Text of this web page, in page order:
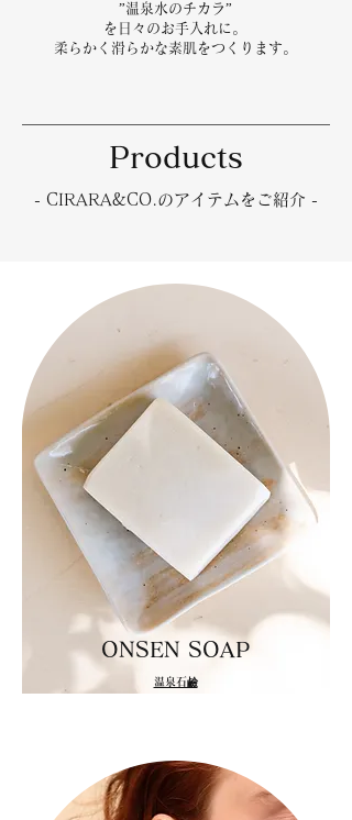
”温泉水のチカラ”
を日々のお手入れに。
柔らかく滑らかな素肌をつくります。
Products
- CIRARA&CO.のアイテムをご紹介 -
​温泉石鹼
ONSEN SOAP